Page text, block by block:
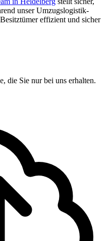
unser Umzugslogistik-
effizient und sicher
die Sie nur bei uns erhalten.